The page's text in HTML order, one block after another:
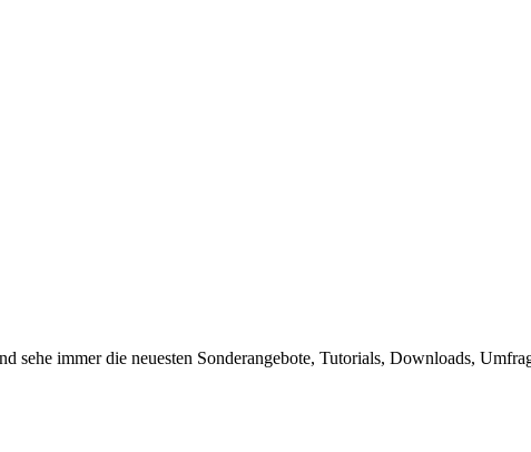
sehe immer die neuesten Sonderangebote, Tutorials, Downloads,